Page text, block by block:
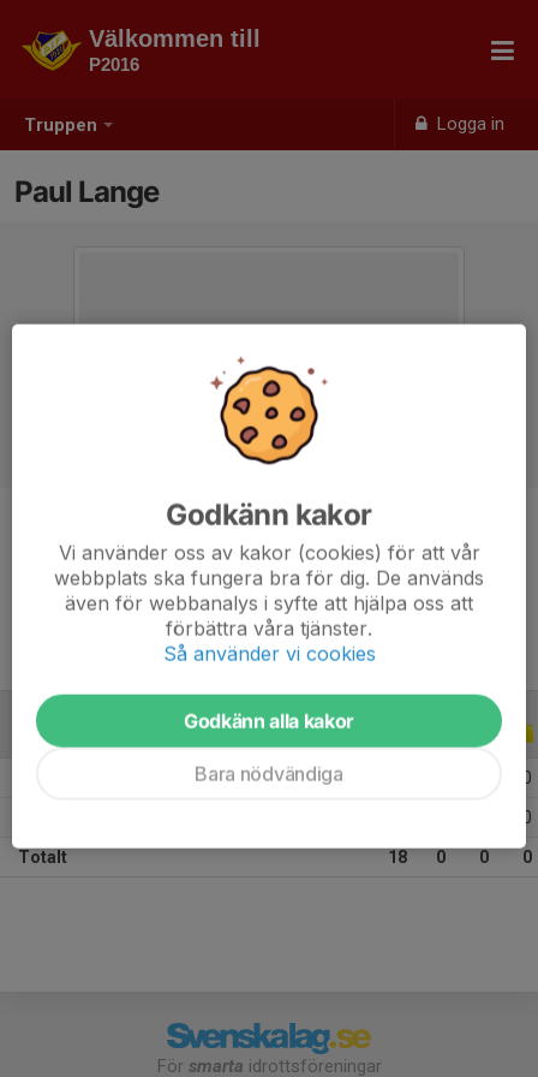
Truppen Logga in
Välkommen till
P2016
Paul Lange
Ålder
9 år
ALLA SERIER
0
0
Totalt 18 0 0 0
För smarta idrottsföreningar
Godkänn kakor
Vi använder oss av kakor (cookies) för att vår
webbplats ska fungera bra för dig. De används
även för webbanalys i syfte att hjälpa oss att
förbättra våra tjänster.
Så använder vi cookies
Godkänn alla kakor
Bara nödvändiga